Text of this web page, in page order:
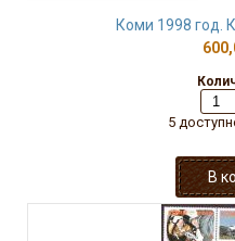
Коми 1998 год.
5